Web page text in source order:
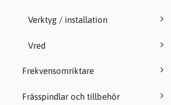
Verktyg / installation
Vred
Frekvensomriktare
Frässpindlar och tillbehör